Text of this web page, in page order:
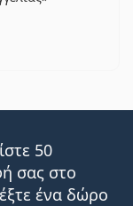
5
50
σας στο
ένα δώρο